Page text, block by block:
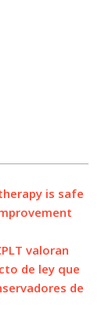
is safe
valoran
de ley que
de